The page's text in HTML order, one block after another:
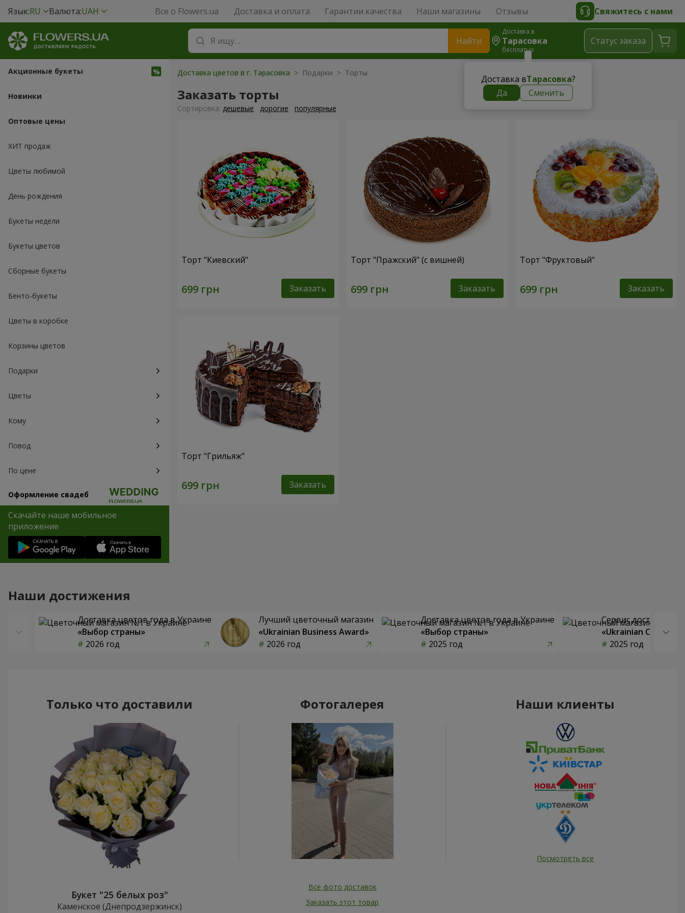
Язык:RU Валюта:UAH Все о Flowers.ua Доставка и оплата Гарантии качества Наши магазины Отзывы Свяжитесь с нами
Найти
Доставка в
Тарасовка
бесплатно
Доставка вТарасовка?
Да
Сменить
Cтатус заказа
Акционные букеты
Новинки
Оптовые цены
ХИТ продаж
Цветы любимой
День рождения
Букеты недели
Букеты цветов
Сборные букеты
Бенто-букеты
Цветы в коробке
Корзины цветов
Подарки
Цветы
Кому
Повод
По цене
Оформление свадеб
Скачайте наше мобильное
приложение
Доставка цветов в г. Тарасовка > Подарки > Торты
Заказать торты
Cортировка: дешевые дорогие популярные
Торт "Киевский"
Заказать
Торт "Пражский" (с вишней)
Заказать
Торт "Фруктовый"
Заказать
Торт "Грильяж"
Заказать
Наши достижения
Доставка цветов года в Украине
«Выбор страны»
2026 год
Лучший цветочный магазин
«Ukrainian Business Award»
2026 год
Доставка цветов года в Украине
«Выбор страны»
2025 год
Сервис доставки
«Ukrainian Choice»
2025 год
Только что доставили
Букет "25 белых роз"
Каменское (Днепродзержинск)
Фотогалерея
Все фото доставок
Заказать этот товар
Наши клиенты
Посмотреть все